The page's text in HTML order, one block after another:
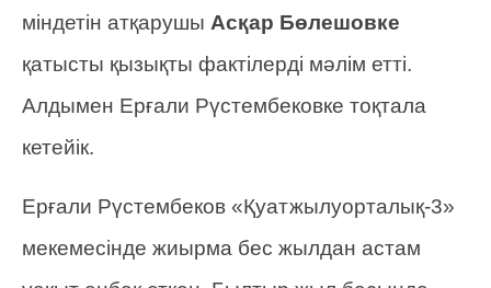
міндетін атқарушы Асқар Бөлешовке
қатысты қызықты фактілерді мәлім етті.
Алдымен Ерғали Рүстембековке тоқтала
кетейік.
Ерғали Рүстембеков «Қуатжылуорталық-3»
мекемесінде жиырма бес жылдан астам